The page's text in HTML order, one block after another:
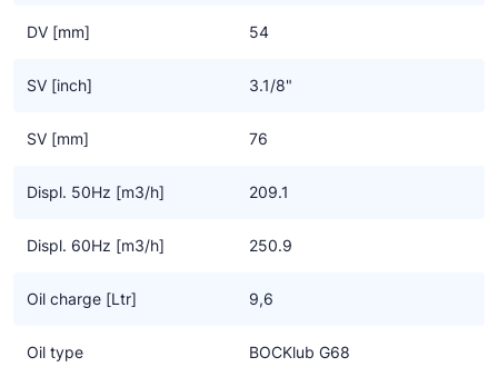
• Speciale olie
• Geoptimaliseerd naar alle vereisten voor koolwaterstoffen
We benadrukken dat deze compressoren, speciaal voor gebruik
gespecialiseerde koeltechnici geïnstalleerd mogen worden. En
die zorgvuldig moeten worden opgevolgd.
DV [mm] 54
SV [inch] 3.1/8"
SV [mm] 76
Displ. 50Hz [m3/h] 209.1
Displ. 60Hz [m3/h] 250.9
Oil charge [Ltr] 9,6
Oil type BOCKlub G68